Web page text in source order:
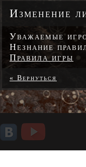
Изменение
Уважаемые
Незнание
Правила игры
« Вернуться